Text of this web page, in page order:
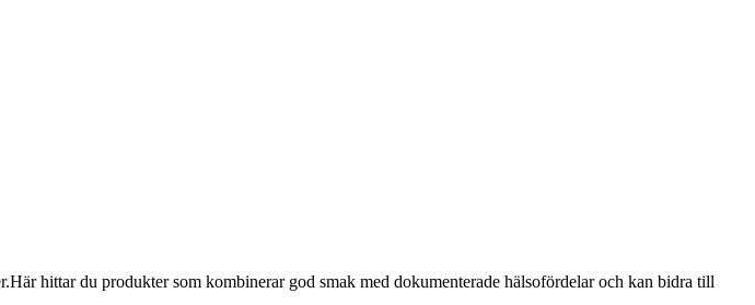
hittar du produkter som kombinerar god smak med dokumenterade hälsofördelar och kan bidra till